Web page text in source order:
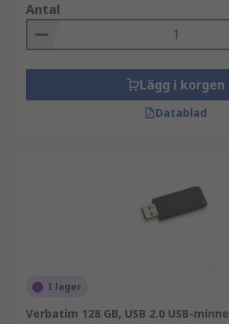
Antal
Lägg i korgen
Datablad
I lager
Verbatim 128 GB, USB 2.0 USB-minne